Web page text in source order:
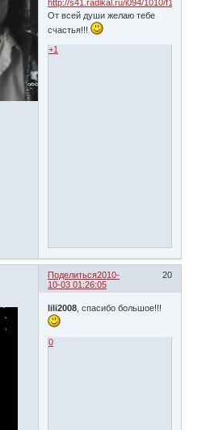
От всей души желаю тебе
счастья!!!
+1
Поделиться 20
2010-
10-03 01:26:05
lili2008 , спасибо большое!!!
0